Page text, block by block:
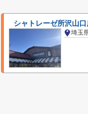
シャトレーゼ所沢山口
埼玉